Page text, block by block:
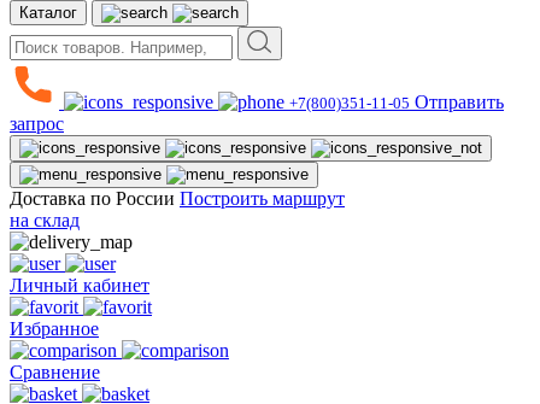
Каталог
+7(800)351-11-05 Отправить
запрос
Доставка по России Построить маршрут
на склад
Личный кабинет
Избранное
Сравнение